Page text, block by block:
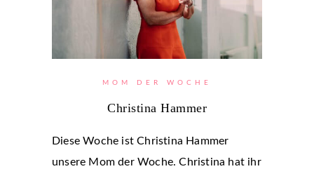
MOM DER WOCHE
Christina Hammer
Diese Woche ist Christina Hammer
unsere Mom der Woche. Christina hat ihr